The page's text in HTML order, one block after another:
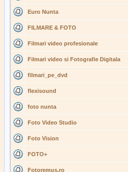
Euro Nunta
FILMARE & FOTO
Filmari video profesionale
Filmari video si Fotografie Digitala
filmari_pe_dvd
flexisound
foto nunta
Foto Video Studio
Foto Vision
FOTO+
Fotoremus.ro